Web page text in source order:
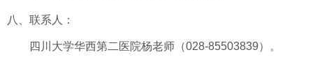
八、联系人：
四川大学华西第二医院杨老师（028-85503839）。